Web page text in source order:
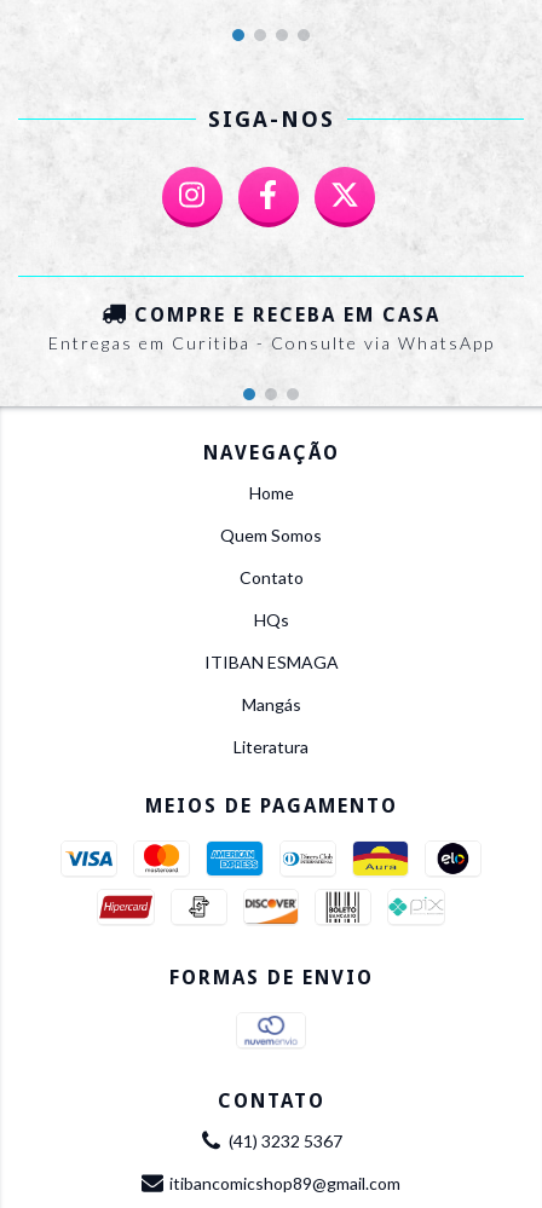
SIGA-NOS
COMPRE E RECEBA EM CASA
Entregas em Curitiba - Consulte via WhatsApp
NAVEGAÇÃO
Home
Quem Somos
Contato
HQs
ITIBAN ESMAGA
Mangás
Literatura
MEIOS DE PAGAMENTO
FORMAS DE ENVIO
CONTATO
(41) 3232 5367
itibancomicshop89@gmail.com